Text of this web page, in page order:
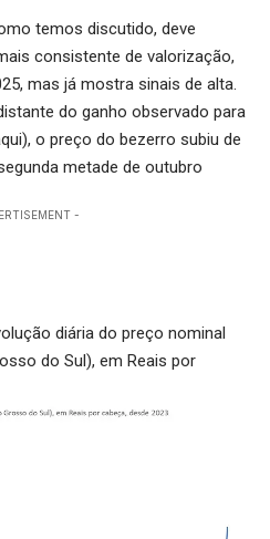
temos discutido, deve
consistente de valorização,
mas já mostra sinais de alta.
do ganho observado para
), o preço do bezerro subiu de
metade de outubro
-
diária do preço nominal
do Sul), em Reais por